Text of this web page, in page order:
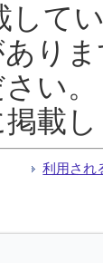
て
り
い
載し
利用され